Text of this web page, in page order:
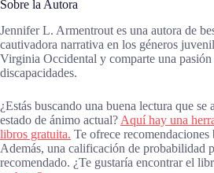
Sobre la Autora
Jennifer L. Armentrout es una autora de
cautivadora narrativa en los géneros
Virginia Occidental y comparte una pasión
discapacidades.
¿Estás buscando una buena lectura que se
estado de ánimo actual? Aquí hay una
libros gratuita. Te ofrece recomendaciones
Además, una calificación de probabilidad
recomendado. ¿Te gustaría encontrar el